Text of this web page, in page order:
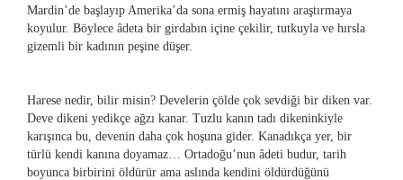
Mardin’de başlayıp Amerika’da sona ermiş hayatını araştırmaya
koyulur. Böylece âdeta bir girdabın içine çekilir, tutkuyla ve hırsla
gizemli bir kadının peşine düşer.
Harese nedir, bilir misin? Develerin çölde çok sevdiği bir diken var.
Deve dikeni yedikçe ağzı kanar. Tuzlu kanın tadı dikeninkiyle
karışınca bu, devenin daha çok hoşuna gider. Kanadıkça yer, bir
türlü kendi kanına doyamaz… Ortadoğu’nun âdeti budur, tarih
boyunca birbirini öldürür ama aslında kendini öldürdüğünü